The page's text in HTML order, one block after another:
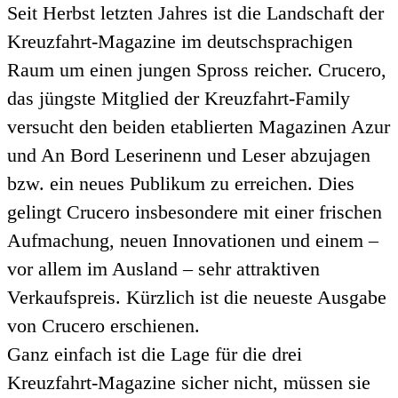
Seit Herbst letzten Jahres ist die Landschaft der
Kreuzfahrt-Magazine im deutschsprachigen
Raum um einen jungen Spross reicher. Crucero,
das jüngste Mitglied der Kreuzfahrt-Family
versucht den beiden etablierten Magazinen Azur
und An Bord Leserinenn und Leser abzujagen
bzw. ein neues Publikum zu erreichen. Dies
gelingt Crucero insbesondere mit einer frischen
Aufmachung, neuen Innovationen und einem –
vor allem im Ausland – sehr attraktiven
Verkaufspreis. Kürzlich ist die neueste Ausgabe
von Crucero erschienen.
Ganz einfach ist die Lage für die drei
Kreuzfahrt-Magazine sicher nicht, müssen sie